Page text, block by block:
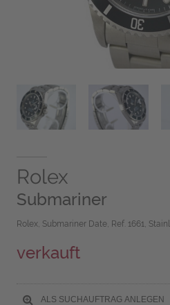
Rolex
Submariner
Rolex, Submariner Date, Ref. 1661,
verkauft
ALS SUCHAUFTRAG ANLEGEN